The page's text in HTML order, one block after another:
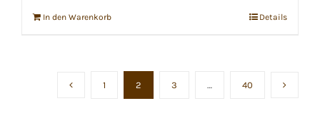
In den Warenkorb Details
1 2 3 … 40